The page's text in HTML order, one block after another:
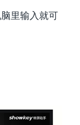
里输入就可